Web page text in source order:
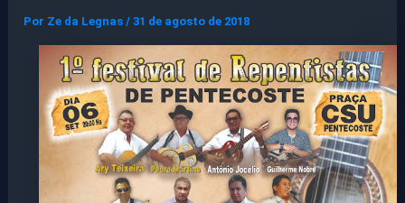
Por Ze da Legnas/31 de agosto de 2018